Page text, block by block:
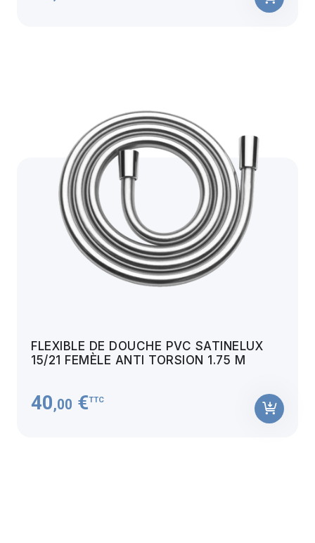
FLEXIBLE DE DOUCHE PVC SATINELUX
15/21 FEMÈLE ANTI TORSION 1.75 M
40,00 €TTC